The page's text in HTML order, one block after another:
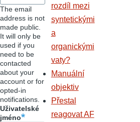
The email
address is not
made public.
It will only be
used if you
need to be
contacted
about your
account or for
opted-in
notifications.
Uživatelské
jméno
rozdíl mezi
syntetickými
a
organickými
vaty?
Manuální
objektiv
Přestal
reagovat AF